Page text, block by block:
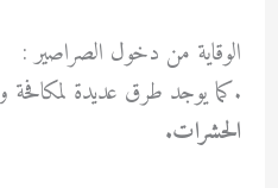
الوقاية من دخول الصراصير :
.كما يوجد طرق عديدة
الحشرات.